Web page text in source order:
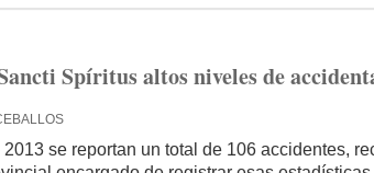
Spíritus altos niveles de
2013 se reportan un total de 106 accidentes,